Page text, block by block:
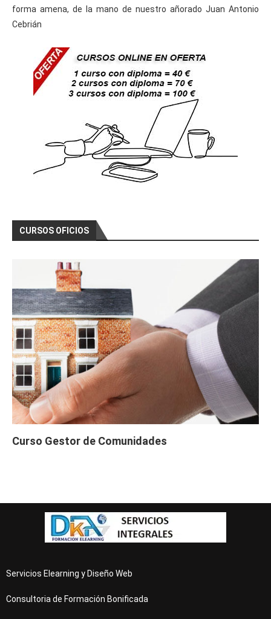
forma amena, de la mano de nuestro añorado Juan Antonio
Cebrián
CURSOS OFICIOS
Curso Gestor de Comunidades
Servicios Elearning y Diseño Web
Consultoria de Formación Bonificada